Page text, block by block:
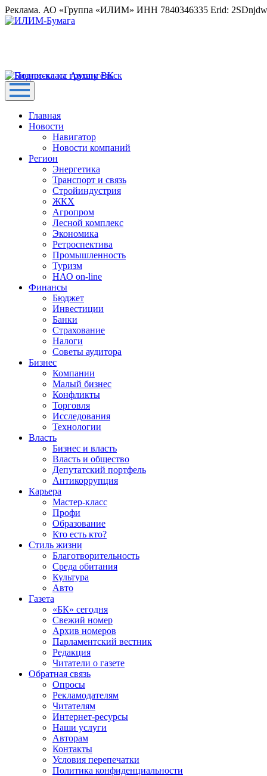
Реклама. АО «Группа «ИЛИМ» ИНН 7840346335 Erid:
Главная
Новости
Навигатор
Новости компаний
Регион
Энергетика
Транспорт и связь
Стройиндустрия
ЖКХ
Агропром
Лесной комплекс
Экономика
Ретроспектива
Промышленность
Туризм
НАО on-line
Финансы
Бюджет
Инвестиции
Банки
Страхование
Налоги
Советы аудитора
Бизнес
Компании
Малый бизнес
Конфликты
Торговля
Исследования
Технологии
Власть
Бизнес и власть
Власть и общество
Депутатский портфель
Антикоррупция
Карьера
Мастер-класс
Профи
Образование
Кто есть кто?
Стиль жизни
Благотворительность
Среда обитания
Культура
Авто
Газета
«БК» сегодня
Свежий номер
Архив номеров
Парламентский вестник
Редакция
Читатели о газете
Обратная связь
Опросы
Рекламодателям
Читателям
Интернет-ресурсы
Наши услуги
Авторам
Контакты
Условия перепечатки
Политика конфиденциальности